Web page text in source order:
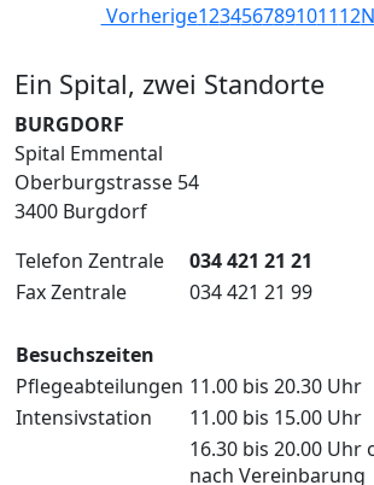
Vorherige123456789101112
Ein Spital, zwei Standorte
BURGDORF
Spital Emmental
Oberburgstrasse 54
3400 Burgdorf
Telefon Zentrale
034 421 21 21
Fax Zentrale
034 421 21 99
Besuchszeiten
Pflegeabteilungen 11.00 bis 20.30 Uhr
Intensivstation
11.00 bis 15.00 Uhr
16.30 bis 20.00 Uhr
nach Vereinbarung